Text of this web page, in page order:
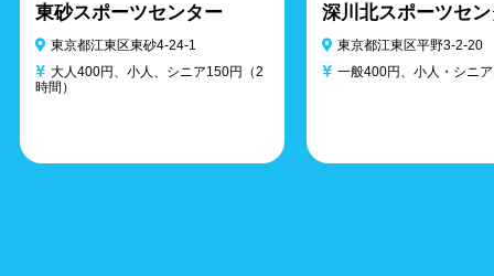
東砂スポーツセンター
東京都江東区東砂4-24-1
大人400円、小人、シニア150円（2
時間）
深川北スポーツセ
東京都江東区平野3-2-20
一般400円、小人・シニ